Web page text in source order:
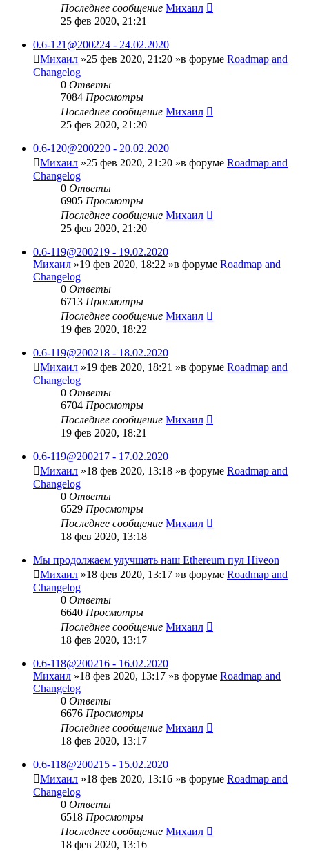
Последнее сообщение Михаил
25 фев 2020, 21:21
0.6-121@200224 - 24.02.2020
Михаил »25 фев 2020, 21:20 »в форуме Roadmap and
Changelog
0 Ответы
7084 Просмотры
Последнее сообщение Михаил
25 фев 2020, 21:20
0.6-120@200220 - 20.02.2020
Михаил »25 фев 2020, 21:20 »в форуме Roadmap and
Changelog
0 Ответы
6905 Просмотры
Последнее сообщение Михаил
25 фев 2020, 21:20
0.6-119@200219 - 19.02.2020
Михаил »19 фев 2020, 18:22 »в форуме Roadmap and
Changelog
0 Ответы
6713 Просмотры
Последнее сообщение Михаил
19 фев 2020, 18:22
0.6-119@200218 - 18.02.2020
Михаил »19 фев 2020, 18:21 »в форуме Roadmap and
Changelog
0 Ответы
6704 Просмотры
Последнее сообщение Михаил
19 фев 2020, 18:21
0.6-119@200217 - 17.02.2020
Михаил »18 фев 2020, 13:18 »в форуме Roadmap and
Changelog
0 Ответы
6529 Просмотры
Последнее сообщение Михаил
18 фев 2020, 13:18
Мы продолжаем улучшать наш Ethereum пул Hiveon
Михаил »18 фев 2020, 13:17 »в форуме Roadmap and
Changelog
0 Ответы
6640 Просмотры
Последнее сообщение Михаил
18 фев 2020, 13:17
0.6-118@200216 - 16.02.2020
Михаил »18 фев 2020, 13:17 »в форуме Roadmap and
Changelog
0 Ответы
6676 Просмотры
Последнее сообщение Михаил
18 фев 2020, 13:17
0.6-118@200215 - 15.02.2020
Михаил »18 фев 2020, 13:16 »в форуме Roadmap and
Changelog
0 Ответы
6518 Просмотры
Последнее сообщение Михаил
18 фев 2020, 13:16